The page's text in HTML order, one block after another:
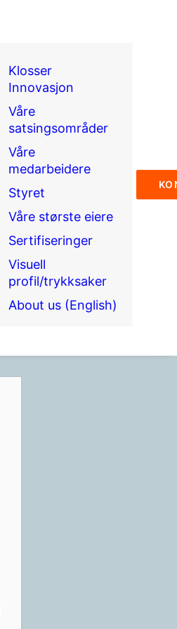
Klosser
Innovasjon
Våre
satsingsområder
Våre
medarbeidere
Styret
Våre største eiere
Sertifiseringer
Visuell
profil/trykksaker
About us (English)